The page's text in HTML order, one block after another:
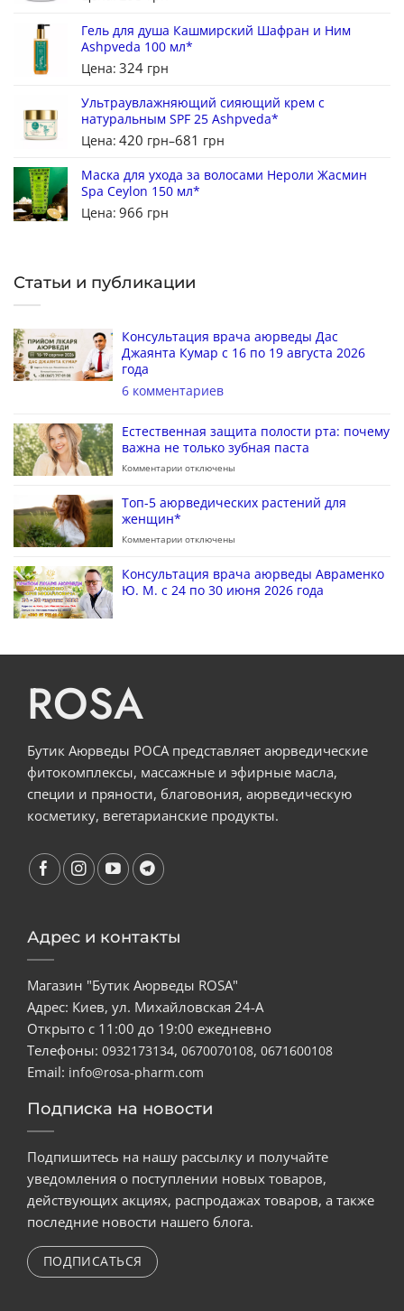
из 5
Гель для душа Кашмирский Шафран и Ним
Ashpveda 100 мл*
Цена: 324 грн
Ультраувлажняющий сияющий крем с
натуральным SPF 25 Ashpveda*
Цена: 420 грн–681 грн
Маска для ухода за волосами Нероли Жасмин
Spa Ceylon 150 мл*
Цена: 966 грн
Статьи и публикации
Консультация врача аюрведы Дас
Джаянта Кумар с 16 по 19 августа 2026
года
6 комментариев
Естественная защита полости рта: почему
важна не только зубная паста
Комментарии отключены
Топ-5 аюрведических растений для
женщин*
Комментарии отключены
Консультация врача аюрведы Авраменко
Ю. М. с 24 по 30 июня 2026 года
ROSA
Бутик Аюрведы РОСА представляет аюрведические
фитокомплексы, массажные и эфирные масла,
специи и пряности, благовония, аюрведическую
косметику, вегетарианские продукты.
Адрес и контакты
Магазин "Бутик Аюрведы ROSA"
Адрес: Киев, ул. Михайловская 24-А
Открыто с 11:00 до 19:00 ежедневно
Телефоны: 0932173134, 0670070108, 0671600108
Email: info@rosa-pharm.com
Подписка на новости
Подпишитесь на нашу рассылку и получайте
уведомления о поступлении новых товаров,
действующих акциях, распродажах товаров, а также
последние новости нашего блога.
ПОДПИСАТЬСЯ